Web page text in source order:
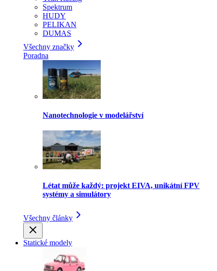
Spektrum
HUDY
PELIKAN
DUMAS
Všechny značky
Poradna
Nanotechnologie v modelářství
Létat může každý: projekt EIVA, unikátní FPV
systémy a simulátory
Všechny články
Statické modely